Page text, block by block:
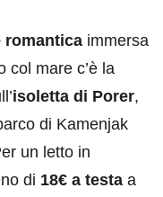
romantica immersa
col mare c’è la
isoletta di Porer,
di Kamenjak
un letto in
di 18€ a testa a